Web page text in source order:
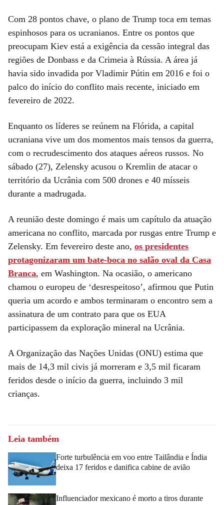
Com 28 pontos chave, o plano de Trump toca em temas
espinhosos para os ucranianos. Entre os pontos que
preocupam Kiev está a exigência da cessão integral das
regiões de Donbass e da Crimeia à Rússia. A área já
havia sido invadida por Vladimir Pútin em 2016 e foi o
palco do início do conflito mais recente, iniciado em
fevereiro de 2022.
Enquanto os líderes se reúnem na Flórida, a capital
ucraniana vive um dos momentos mais tensos da guerra,
com o recrudescimento dos ataques aéreos russos. No
sábado (27), Zelensky acusou o Kremlin de atacar o
território da Ucrânia com 500 drones e 40 mísseis
durante a madrugada.
A reunião deste domingo é mais um capítulo da atuação
americana no conflito, marcada por rusgas entre Trump e
Zelensky. Em fevereiro deste ano, os presidentes
protagonizaram um bate-boca no salão oval da Casa
Branca, em Washington. Na ocasião, o americano
chamou o europeu de ‘desrespeitoso’, afirmou que Putin
queria um acordo e ambos terminaram o encontro sem a
assinatura de um contrato para que os EUA
participassem da exploração mineral na Ucrânia.
A Organização das Nações Unidas (ONU) estima que
mais de 14,3 mil civis já morreram e 3,5 mil ficaram
feridos desde o início da guerra, incluindo 3 mil
crianças.
Leia também
Forte turbulência em voo entre Tailândia e Índia
deixa 17 feridos e danifica cabine de avião
Influenciador mexicano é morto a tiros durante